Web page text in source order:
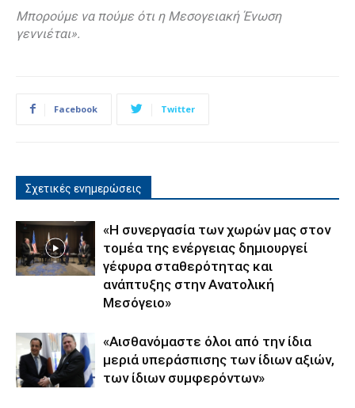
Μπορούμε να πούμε ότι η Μεσογειακή Ένωση
γεννιέται».
Facebook Twitter
Σχετικές ενημερώσεις
«Η συνεργασία των χωρών μας στον
τομέα της ενέργειας δημιουργεί
γέφυρα σταθερότητας και
ανάπτυξης στην Ανατολική
Μεσόγειο»
«Αισθανόμαστε όλοι από την ίδια
μεριά υπεράσπισης των ίδιων αξιών,
των ίδιων συμφερόντων»